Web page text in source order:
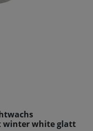
winter white glatt